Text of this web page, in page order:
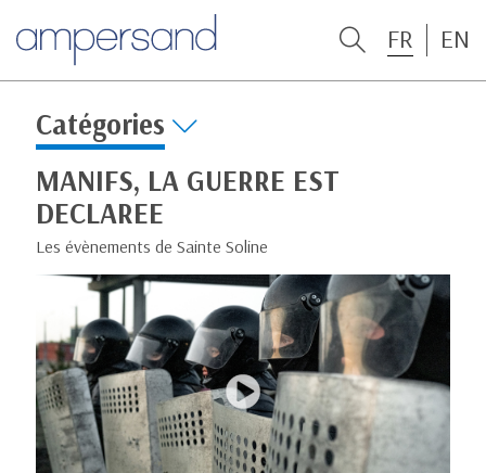
FR EN
Catégories
MANIFS, LA GUERRE EST
DECLAREE
Les évènements de Sainte Soline